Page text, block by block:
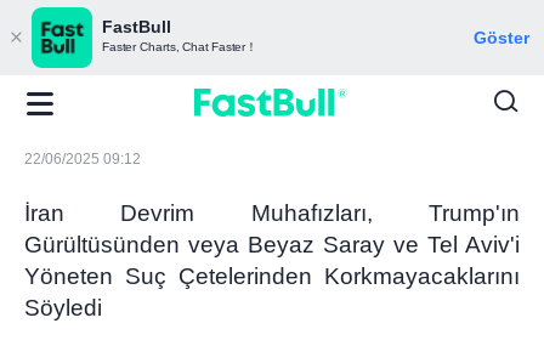
FastBull
Faster Charts, Chat Faster！ Göster
22/06/2025 09:12
İran Devrim Muhafızları, Trump'ın
Gürültüsünden veya Beyaz Saray ve Tel Aviv'i
Yöneten Suç Çetelerinden Korkmayacaklarını
Söyledi